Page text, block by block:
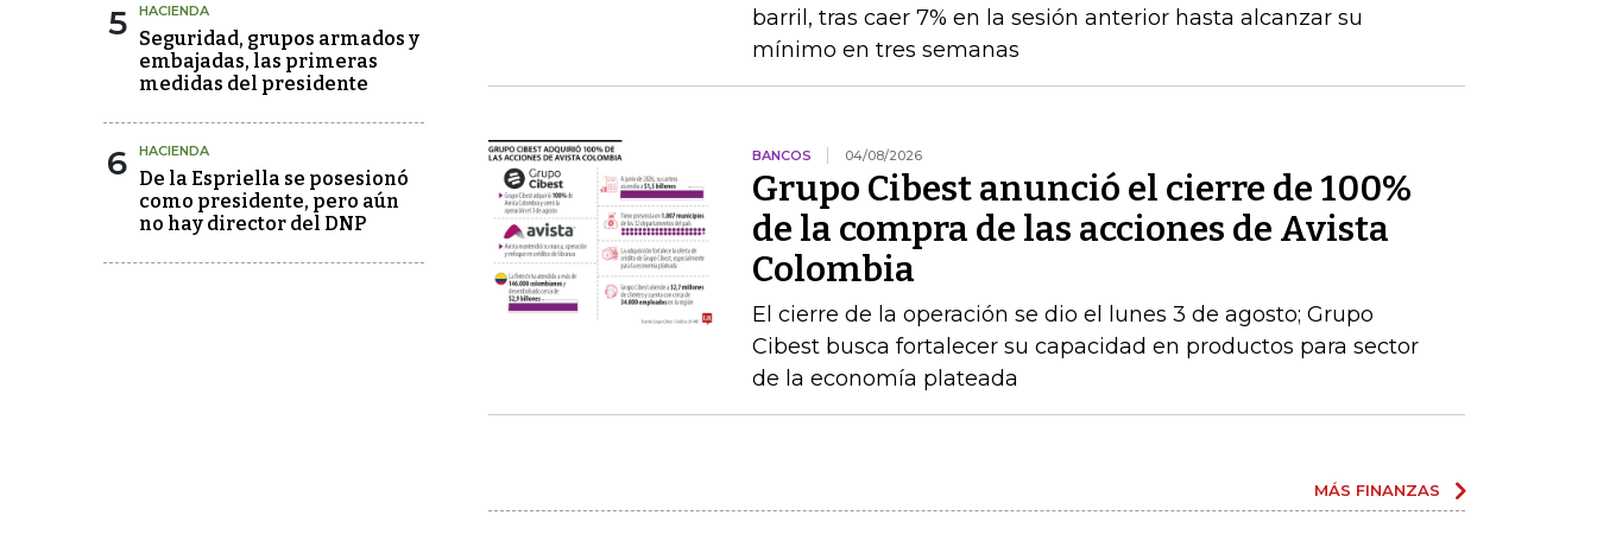
5 HACIENDA
Seguridad, grupos armados y
embajadas, las primeras
medidas del presidente
6 HACIENDA
De la Espriella se posesionó
como presidente, pero aún
no hay director del DNP
barril, tras caer 7% en la sesión anterior hasta alcanzar su
mínimo en tres semanas
BANCOS 04/08/2026
Grupo Cibest anunció el cierre de 100%
de la compra de las acciones de Avista
Colombia
El cierre de la operación se dio el lunes 3 de agosto; Grupo
Cibest busca fortalecer su capacidad en productos para sector
de la economía plateada
MÁS FINANZAS